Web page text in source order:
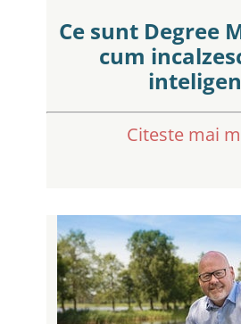
Ce sunt Degree
cum
Citeste mai